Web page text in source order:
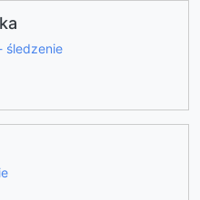
śledzenie